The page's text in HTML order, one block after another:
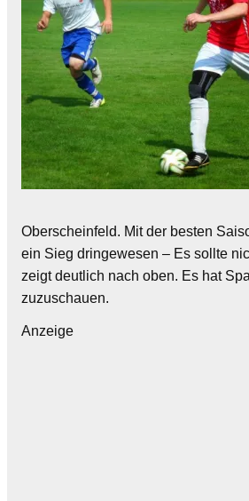
Oberscheinfeld. Mit der besten
ein Sieg dringewesen – Es sollte
zeigt deutlich nach oben. Es hat
zuzuschauen.
Anzeige